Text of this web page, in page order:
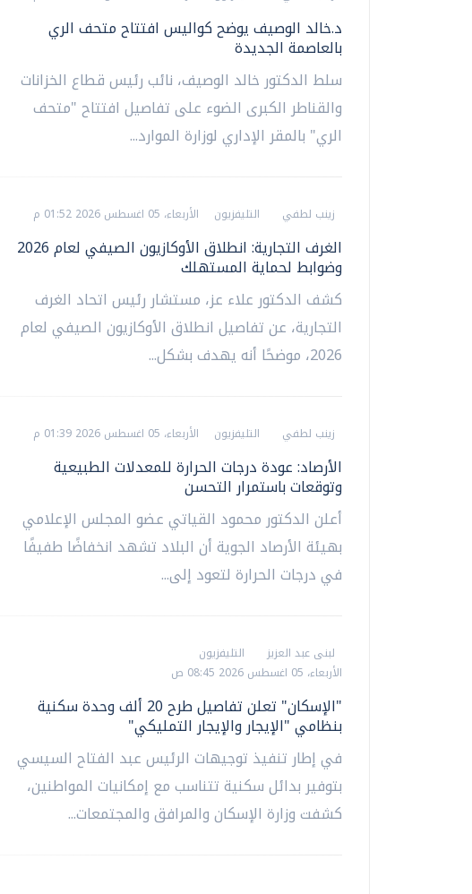
د.خالد الوصيف يوضح كواليس افتتاح متحف الري
بالعاصمة الجديدة
سلط الدكتور خالد الوصيف، نائب رئيس قطاع الخزانات
والقناطر الكبرى الضوء على تفاصيل افتتاح "متحف
الري" بالمقر الإداري لوزارة الموارد...
زينب لطفي التليفزيون الأربعاء، 05 اغسطس 2026 01:52 م
الغرف التجارية: انطلاق الأوكازيون الصيفي لعام 2026
وضوابط لحماية المستهلك
كشف الدكتور علاء عز، مستشار رئيس اتحاد الغرف
التجارية، عن تفاصيل انطلاق الأوكازيون الصيفي لعام
2026، موضحًا أنه يهدف بشكل...
زينب لطفي التليفزيون الأربعاء، 05 اغسطس 2026 01:39 م
الأرصاد: عودة درجات الحرارة للمعدلات الطبيعية
وتوقعات باستمرار التحسن
أعلن الدكتور محمود القياتي عضو المجلس الإعلامي
بهيئة الأرصاد الجوية أن البلاد تشهد انخفاضًا طفيفًا
في درجات الحرارة لتعود إلى...
لبنى عبد العزيز
التليفزيون
الأربعاء، 05 اغسطس 2026 08:45 ص
"الإسكان" تعلن تفاصيل طرح 20 ألف وحدة سكنية
بنظامي "الإيجار والإيجار التمليكي"
في إطار تنفيذ توجيهات الرئيس عبد الفتاح السيسي
بتوفير بدائل سكنية تتناسب مع إمكانيات المواطنين،
كشفت وزارة الإسكان والمرافق والمجتمعات...